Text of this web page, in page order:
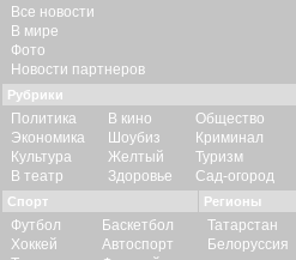
Все новости
В мире
Фото
Новости партнеров
Рубрики
Политика
Экономика
Культура
В театр
В кино
Шоубиз
Желтый
Здоровье
Общество
Криминал
Туризм
Сад-огород
Спорт
Футбол
Хоккей
Баскетбол
Автоспорт
Регионы
Татарстан
Белоруссия